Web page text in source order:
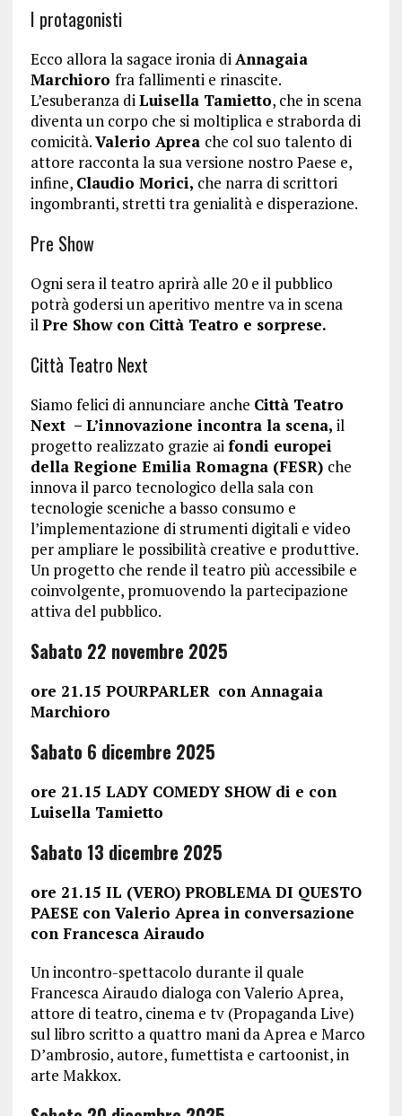
I protagonisti
Ecco allora la sagace ironia diAnnagaia
Marchioro fra fallimenti e rinascite.
L’esuberanza diLuisella Tamietto, che in scena
diventa un corpo che si moltiplica e straborda di
comicità.Valerio Aprea che col suo talento di
attore racconta la sua versione nostro Paese e,
infine, Claudio Morici, che narra di scrittori
ingombranti, stretti tra genialità e disperazione.
Pre Show
Ogni sera il teatro aprirà alle 20 e il pubblico
potrà godersi un aperitivo mentre va in scena
ilPre Show con Città Teatro e sorprese.
Città Teatro Next
Siamo felici di annunciare anche Città Teatro
Next – L’innovazione incontra la scena, il
progetto realizzato grazie aifondi europei
della Regione Emilia Romagna (FESR) che
innova il parco tecnologico della sala con
tecnologie sceniche a basso consumo e
l’implementazione di strumenti digitali e video
per ampliare le possibilità creative e produttive.
Un progetto che rende il teatro più accessibile e
coinvolgente, promuovendo la partecipazione
attiva del pubblico.
Sabato 22 novembre 2025
ore 21.15 POURPARLER con Annagaia
Marchioro
Sabato 6 dicembre 2025
ore 21.15 LADY COMEDY SHOW di e con
Luisella Tamietto
Sabato 13 dicembre 2025
ore 21.15 IL (VERO) PROBLEMA DI QUESTO
PAESE con Valerio Aprea in conversazione
con Francesca Airaudo
Un incontro-spettacolo durante il quale
Francesca Airaudo dialoga con Valerio Aprea,
attore di teatro, cinema e tv (Propaganda Live)
sul libro scritto a quattro mani da Aprea e Marco
D’ambrosio, autore, fumettista e cartoonist, in
arte Makkox.